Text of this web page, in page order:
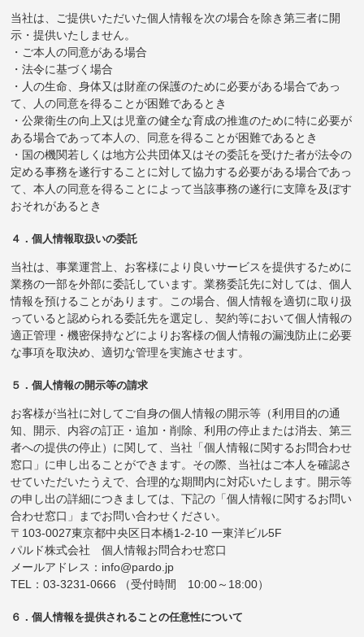
当社は、ご提供いただいた個人情報を次の場合を除き第三者に開
示・提供いたしません。
・ご本人の同意がある場合
・法令に基づく場合
・人の生命、身体又は財産の保護のために必要がある場合であっ
て、人の同意を得ることが困難であるとき
・公衆衛生の向上又は児童の健全な育成の推進のために特に必要が
ある場合であって本人の、同意を得ることが困難であるとき
・国の機関若しくは地方公共団体又はその委託を受けた者が法令の
定める事務を遂行することに対して協力する必要がある場合であっ
て、本人の同意を得ることによって当該事務の遂行に支障を及ぼす
おそれがあるとき
４．個人情報取扱いの委託
当社は、事業運営上、お客様により良いサービスを提供するために
業務の一部を外部に委託しています。業務委託先に対しては、個人
情報を預けることがあります。この場合、個人情報を適切に取り扱
っていると認められる委託先を選定し、契約等において個人情報の
適正管理・機密保持などによりお客様の個人情報の漏洩防止に必要
な事項を取決め、適切な管理を実施させます。
５．個人情報の開示等の請求
お客様が当社に対してご自身の個人情報の開示等（利用目的の通
知、開示、内容の訂正・追加・削除、利用の停止または消去、第三
者への提供の停止）に関して、当社「個人情報に関するお問合わせ
窓口」に申し出ることができます。その際、当社はご本人を確認さ
せていただいたうえで、合理的な期間内に対応いたします。開示等
の申し出の詳細につきましては、下記の「個人情報に関するお問い
合わせ窓口」までお問い合わせください。
〒103-0027東京都中央区日本橋1-2-10 一東洋ビル5F
パルド株式会社 個人情報お問合わせ窓口
メールアドレス：info@pardo.jp
TEL：03-3231-0666 （受付時間 10:00～18:00）
６．個人情報を提供されることの任意性について